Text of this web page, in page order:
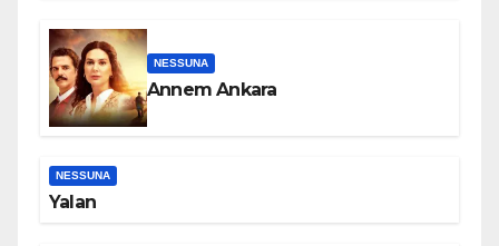
NESSUNA
Annem Ankara
NESSUNA
Yalan